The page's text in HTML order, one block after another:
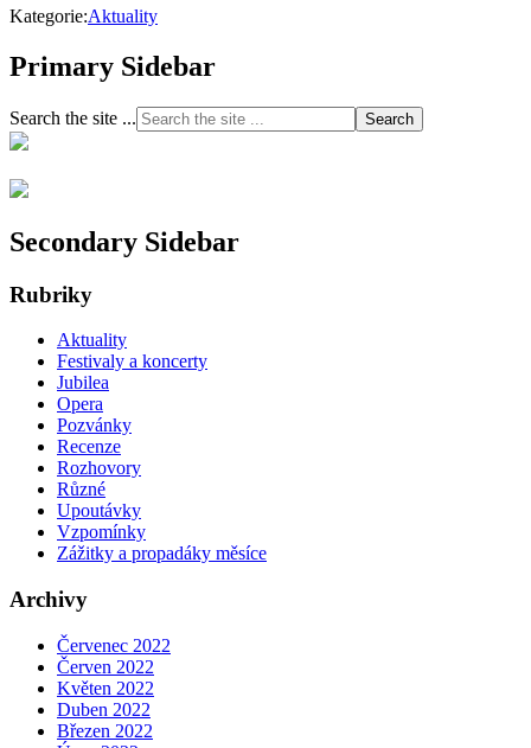
Kategorie:Aktuality
Primary Sidebar
Search the site ...
Secondary Sidebar
Rubriky
Aktuality
Festivaly a koncerty
Jubilea
Opera
Pozvánky
Recenze
Rozhovory
Různé
Upoutávky
Vzpomínky
Zážitky a propadáky měsíce
Archivy
Červenec 2022
Červen 2022
Květen 2022
Duben 2022
Březen 2022